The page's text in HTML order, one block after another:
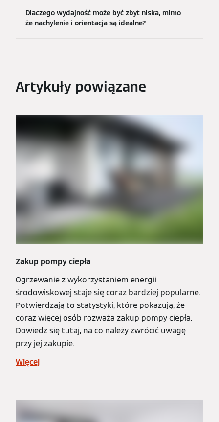
Dlaczego wydajność może być zbyt niska, mimo
że nachylenie i orientacja są idealne?
Artykuły powiązane
Zakup pompy ciepła
Ogrzewanie z wykorzystaniem energii
środowiskowej staje się coraz bardziej popularne.
Potwierdzają to statystyki, które pokazują, że
coraz więcej osób rozważa zakup pompy ciepła.
Dowiedz się tutaj, na co należy zwrócić uwagę
przy jej zakupie.
Więcej